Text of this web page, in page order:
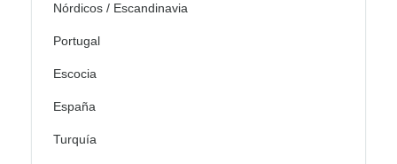
Nórdicos / Escandinavia
Portugal
Escocia
España
Turquía